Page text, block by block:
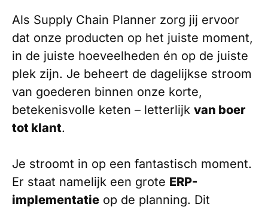
Als Supply Chain Planner zorg jij ervoor
dat onze producten op het juiste moment,
in de juiste hoeveelheden én op de juiste
plek zijn. Je beheert de dagelijkse stroom
van goederen binnen onze korte,
betekenisvolle keten – letterlijk van boer
tot klant.
Je stroomt in op een fantastisch moment.
Er staat namelijk een grote ERP-
implementatie op de planning. Dit